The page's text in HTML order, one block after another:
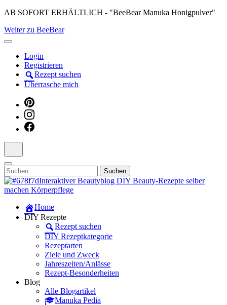
Skip
content
(Press
AB SOFORT ERHÄLTLICH - "BeeBear Manuka Honigpulver"
Weiter zu BeeBear
Login
Registrieren
Rezept suchen
Überrasche mich
Suchen
nach:
Manuka Magic – Natürlich schön:
Dein interaktiver DIY Beautyblog
Dein persönlicher interaktiver DIY Beautyblog
Home
DIY Rezepte
Rezept suchen
DIY Rezeptkategorie
Rezeptarten
Ziele und Zweck
Jahreszeiten/Anlässe
Rezept-Besonderheiten
Blog
Alle Blogartikel
Manuka Pedia